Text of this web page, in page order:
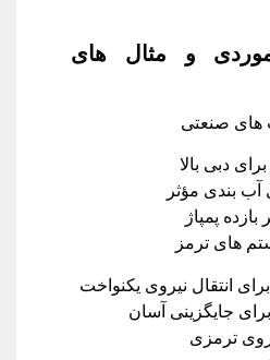
و مثال های
دبی بالا
آب بندی مؤثر
پمپاژ
انتقال نیروی یکنواخت
برای جایگزینی آسان
ترمزی